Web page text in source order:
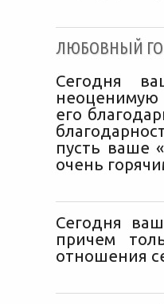
ЛЮБОВНЫЙ
Сегодня
неоценимую
его
пусть ваше
очень
Сегодня
причем
отношения